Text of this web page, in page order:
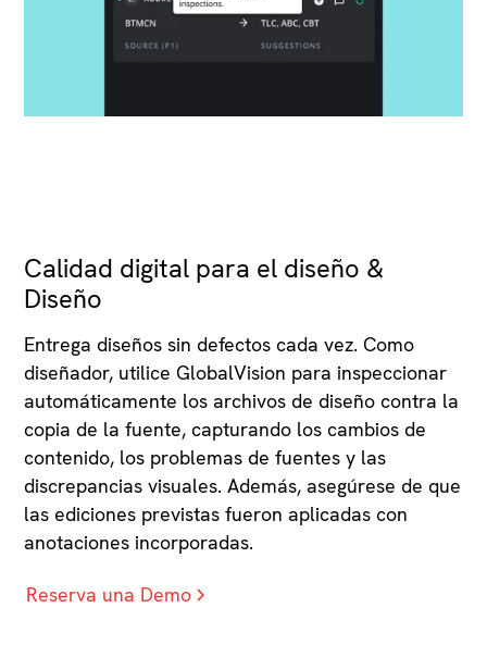
Calidad digital para el diseño &
Diseño
Entrega diseños sin defectos cada vez. Como
diseñador, utilice GlobalVision para inspeccionar
automáticamente los archivos de diseño contra la
copia de la fuente, capturando los cambios de
contenido, los problemas de fuentes y las
discrepancias visuales. Además, asegúrese de que
las ediciones previstas fueron aplicadas con
anotaciones incorporadas.
Reserva una Demo